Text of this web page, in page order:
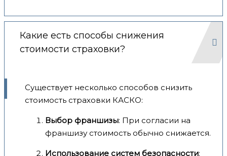
Какие есть способы снижения
стоимости страховки?
Существует несколько способов снизить
стоимость страховки КАСКО:
Выбор франшизы: При согласии на
франшизу стоимость обычно снижается.
Использование систем безопасности: